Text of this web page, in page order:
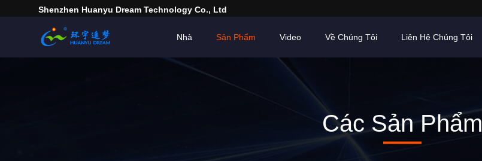
Shenzhen Huanyu Dream Technology Co., Ltd
Nhà Sản Phẩm Video Về Chúng Tôi Liên Hệ Chúng Tôi
Các Sản Phẩm